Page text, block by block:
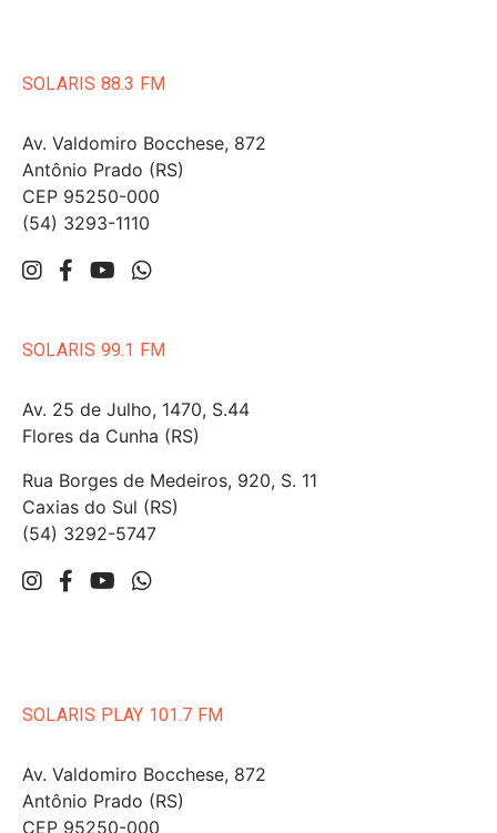
SOLARIS 88.3 FM
Av. Valdomiro Bocchese, 872
Antônio Prado (RS)
CEP 95250-000
(54) 3293-1110
SOLARIS 99.1 FM
Av. 25 de Julho, 1470, S.44
Flores da Cunha (RS)
Rua Borges de Medeiros, 920, S. 11
Caxias do Sul (RS)
(54) 3292-5747
SOLARIS PLAY 101.7 FM
Av. Valdomiro Bocchese, 872
Antônio Prado (RS)
CEP 95250-000